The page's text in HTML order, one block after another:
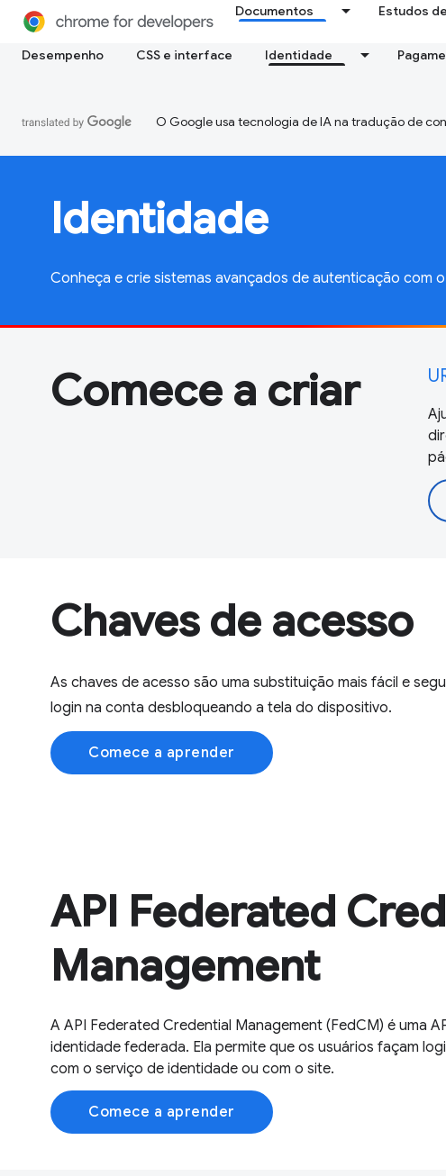
Documentos Estudos
Desempenho CSS e interface Identidade
O Google usa tecnologia de IA na tradução de
Identidade
Conheça e crie sistemas avançados de autenticação com
Comece a criar
Chaves de acesso
As chaves de acesso são uma substituição mais fácil e
login na conta desbloqueando a tela do dispositivo.
Comece a aprender
API Federated
Management
A API Federated Credential Management (FedCM) é uma
identidade federada. Ela permite que os usuários façam
com o serviço de identidade ou com o site.
Comece a aprender